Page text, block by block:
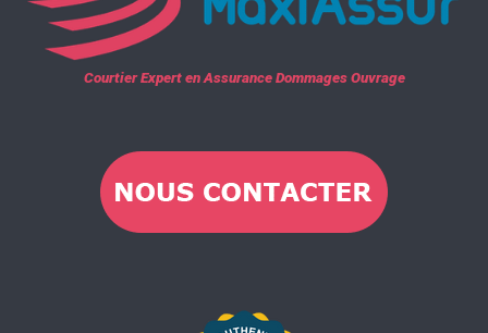
Courtier Expert en Assurance Dommages Ouvrage